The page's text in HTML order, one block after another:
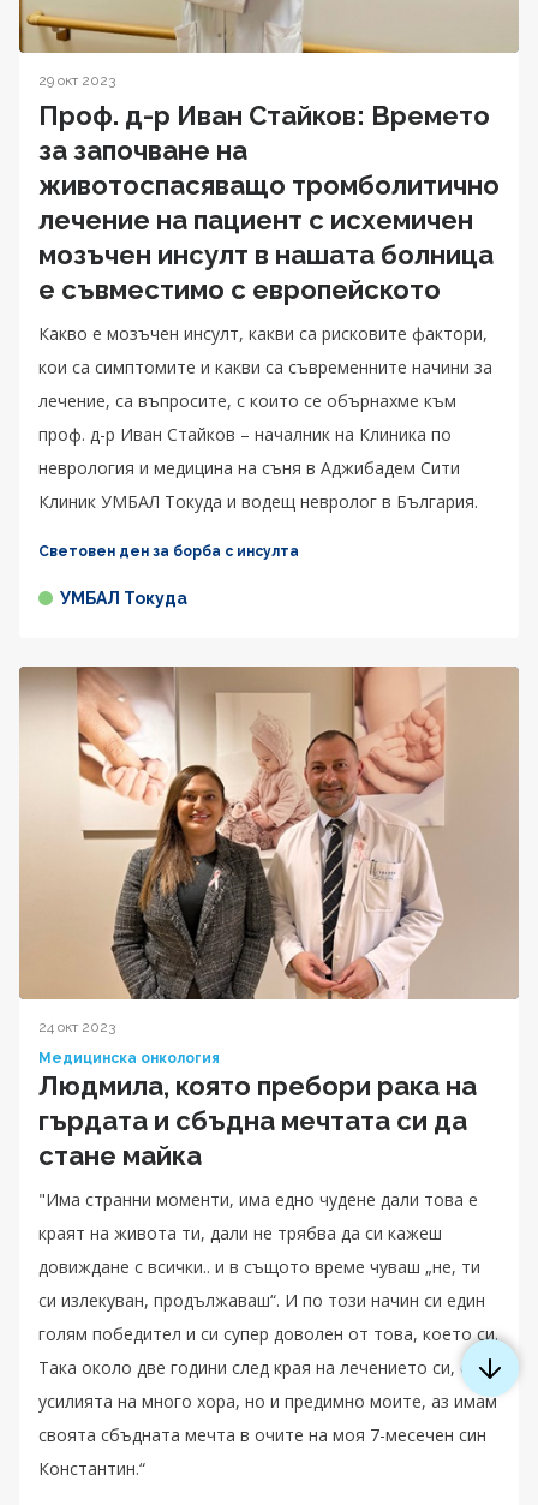
29 окт 2023
Проф. д-р Иван Стайков: Времето
за започване на
животоспасяващо тромболитично
лечение на пациент с исхемичен
мозъчен инсулт в нашата болница
е съвместимо с европейското
Какво е мозъчен инсулт, какви са рисковите фактори,
кои са симптомите и какви са съвременните начини за
лечение, са въпросите, с които се обърнахме към
проф. д-р Иван Стайков – началник на Клиника по
неврология и медицина на съня в Аджибадем Сити
Клиник УМБАЛ Токуда и водещ невролог в България.
Световен ден за борба с инсулта
УМБАЛ Токуда
24 окт 2023
Медицинска онкология
Людмила, която пребори рака на
гърдата и сбъдна мечтата си да
стане майка
"Има странни моменти, има едно чудене дали това е
краят на живота ти, дали не трябва да си кажеш
довиждане с всички.. и в същото време чуваш „не, ти
си излекуван, продължаваш“. И по този начин си един
голям победител и си супер доволен от това, което си.
Така около две години след края на лечението си, след
усилията на много хора, но и предимно моите, аз имам
своята сбъдната мечта в очите на моя 7-месечен син
Константин.“